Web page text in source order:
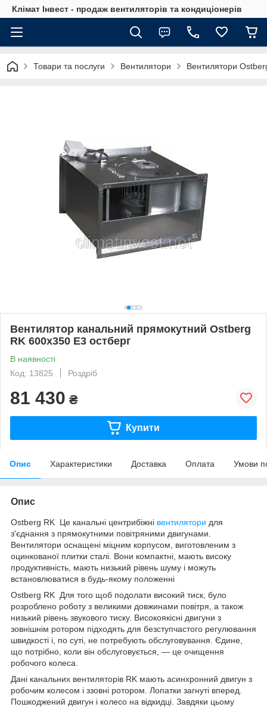
Клімат Інвест - продаж вентиляторів та кондиціонерів
Товари та послуги Вентилятори Вентилятори
Вентилятор канальний прямокутний Ostberg
RK 600x350 E3 остберг
В наявності
Код: 13825
Роздріб
81 430 ₴
Купити
Опис Характеристики Доставка Оплата Умови
Опис
Ostberg RK Це канальні центрибіжні вентилятори для
з'єднання з прямокутними повітряними двигунами.
Вентилятори оснащені міцним корпусом, виготовленим з
оцинкованої плитки сталі. Вони компактні, мають високу
продуктивність, мають низький рівень шуму і можуть
встановлюватися в будь-якому положенні
Ostberg RK Для того щоб подолати високий тиск, було
розроблено роботу з великими довжинами повітря, а також
низький рівень звукового тиску. Високоякісні двигуни з
зовнішнім ротором підходять для безступчастого регулювання
швидкості і, по суті, не потребують обслуговування. Єдине,
що потрібно, коли він обслуговується, — це очищення
робочого колеса.
Дані канальних вентиляторів RK мають асинхронний двигун з
робочим колесом і ззовні ротором. Лопатки загнуті вперед.
Пошкоджений двигун і колесо на відкидці. Завдяки цьому